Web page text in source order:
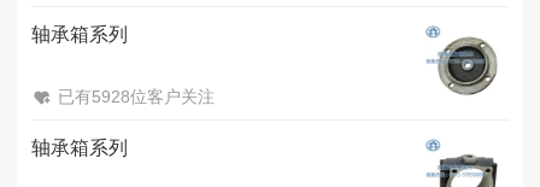
轴承箱系列
已有5928位客户关注
轴承箱系列